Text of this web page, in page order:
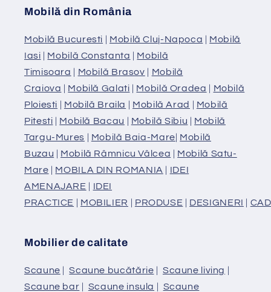
Mobilă din România
Mobilă Bucuresti | Mobilă Cluj-Napoca | Mobilă
Iasi | Mobilă Constanta | Mobilă
Timisoara | Mobilă Brasov | Mobilă
Craiova | Mobilă Galati | Mobilă Oradea | Mobilă
Ploiesti | Mobilă Braila | Mobilă Arad | Mobilă
Pitesti | Mobilă Bacau | Mobilă Sibiu | Mobilă
Targu-Mures | Mobilă Baia-Mare| Mobilă
Buzau | Mobilă Râmnicu Vâlcea | Mobilă Satu-
Mare | MOBILA DIN ROMANIA | IDEI
AMENAJARE | IDEI
PRACTICE | MOBILIER | PRODUSE | DESIGNERI |
Mobilier de calitate
Scaune |Scaune bucătărie | Scaune living |
Scaune bar | Scaune insula | Scaune